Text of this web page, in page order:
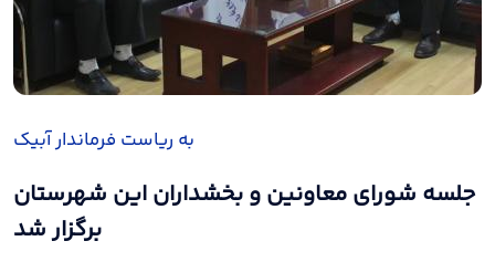
به ریاست فرماندار آبیک
جلسه شورای معاونین و بخشداران این شهرستان
برگزار شد